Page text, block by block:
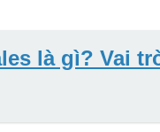
là gì? Vai